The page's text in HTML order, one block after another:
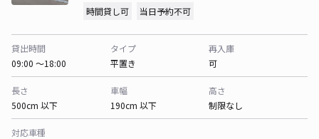
時間貸し可 当日予約不可
貸出時間
09:00 〜18:00
タイプ
平置き
再入庫
可
長さ
500cm 以下
車幅
190cm 以下
高さ
制限なし
対応車種